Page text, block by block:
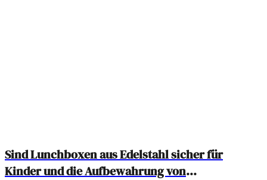
Sind Lunchboxen aus Edelstahl sicher für
Kinder und die Aufbewahrung von